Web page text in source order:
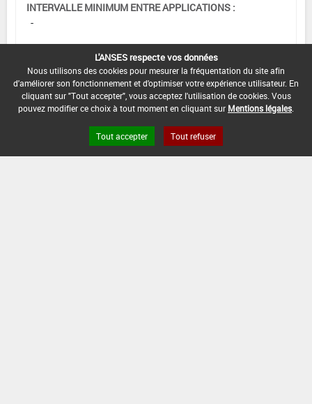
INTERVALLE MINIMUM ENTRE APPLICATIONS :
-
DATE DE FIN DE DISTRIBUTION :
-
DATE DE FIN D'UTILISATION :
L'ANSES respecte vos données
Nous utilisons des cookies pour mesurer la fréquentation du site afin
d'améliorer son fonctionnement et d'optimiser votre expérience utilisateur. En
cliquant sur "Tout accepter", vous acceptez l'utilisation de cookies. Vous
pouvez modifier ce choix à tout moment en cliquant sur Mentions légales
Tout accepter Tout refuser